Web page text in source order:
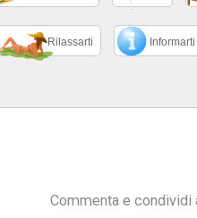
Rilassarti Informarti
Commenta e